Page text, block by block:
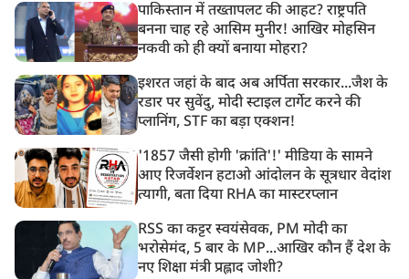
पाकिस्तान में तख्तापलट की आहट? राष्ट्रपति
बनना चाह रहे आसिम मुनीर! आखिर मोहसिन
नकवी को ही क्यों बनाया मोहरा?
इशरत जहां के बाद अब अर्पिता सरकार...जैश के
रडार पर सुवेंदु, मोदी स्टाइल टार्गेट करने की
प्लानिंग, STF का बड़ा एक्शन!
'1857 जैसी होगी 'क्रांति'!' मीडिया के सामने
आए रिजर्वेशन हटाओ आंदोलन के सूत्रधार वेदांश
त्यागी, बता दिया RHA का मास्टरप्लान
RSS का कट्टर स्वयंसेवक, PM मोदी का
भरोसेमंद, 5 बार के MP...आखिर कौन हैं देश के
नए शिक्षा मंत्री प्रह्लाद जोशी?